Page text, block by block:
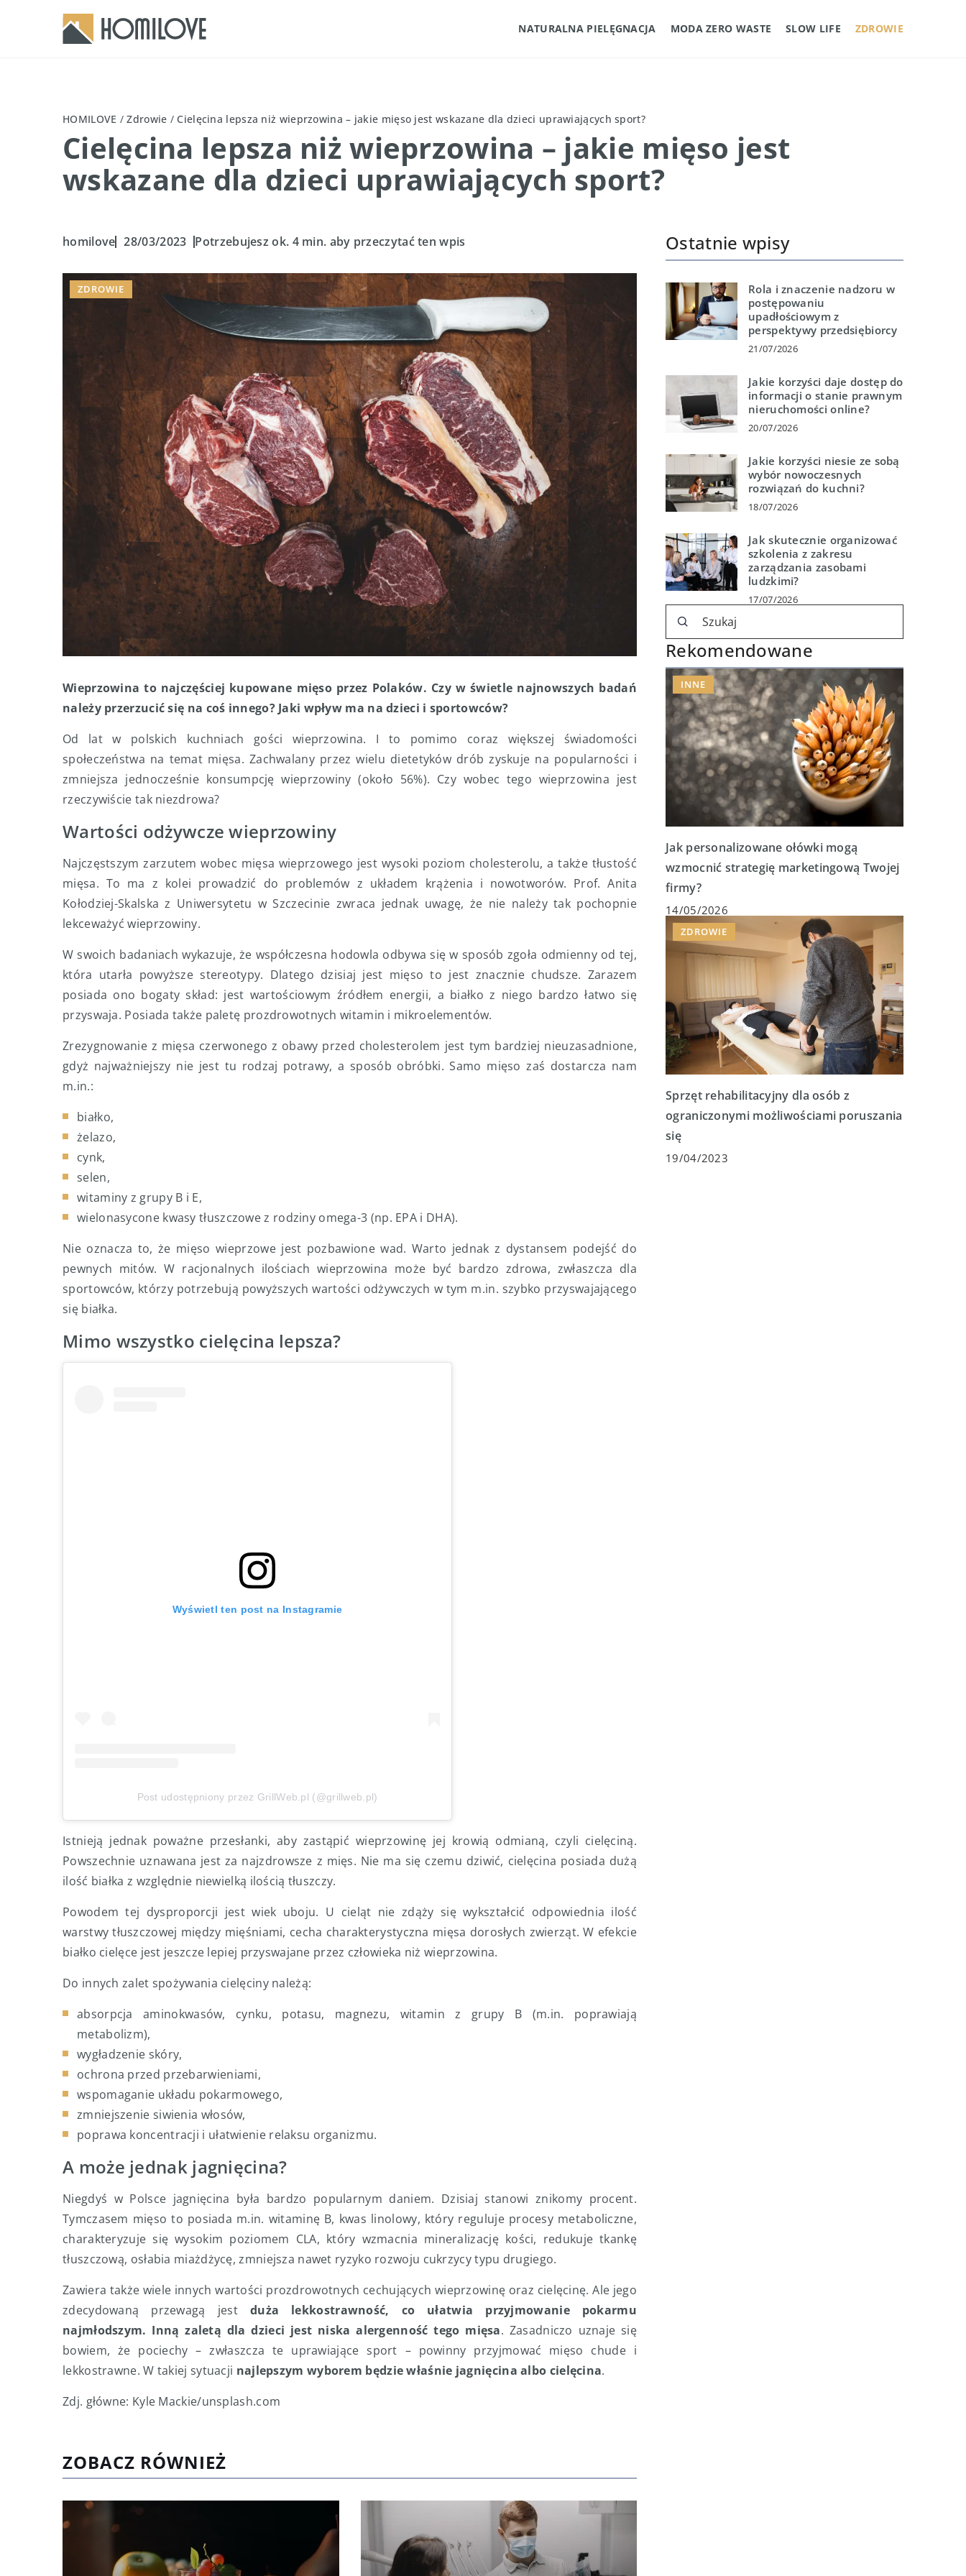
NATURALNA PIELĘGNACJA MODA ZERO WASTE SLOW LIFE ZDROWIE
HOMILOVE /Zdrowie / Cielęcina lepsza niż wieprzowina – jakie mięso jest wskazane dla dzieci uprawiających sport?
Cielęcina lepsza niż wieprzowina – jakie mięso jest
wskazane dla dzieci uprawiających sport?
homilove 28/03/2023 Potrzebujesz ok. 4 min. aby przeczytać ten wpis
ZDROWIE
Wieprzowina to najczęściej kupowane mięso przez Polaków. Czy w świetle najnowszych badań
należy przerzucić się na coś innego? Jaki wpływ ma na dzieci i sportowców?
Od lat w polskich kuchniach gości wieprzowina. I to pomimo coraz większej świadomości
społeczeństwa na temat mięsa. Zachwalany przez wielu dietetyków drób zyskuje na popularności i
zmniejsza jednocześnie konsumpcję wieprzowiny (około 56%). Czy wobec tego wieprzowina jest
rzeczywiście tak niezdrowa?
Wartości odżywcze wieprzowiny
Najczęstszym zarzutem wobec mięsa wieprzowego jest wysoki poziom cholesterolu, a także tłustość
mięsa. To ma z kolei prowadzić do problemów z układem krążenia i nowotworów. Prof. Anita
Kołodziej-Skalska z Uniwersytetu w Szczecinie zwraca jednak uwagę, że nie należy tak pochopnie
lekceważyć wieprzowiny.
W swoich badaniach wykazuje, że współczesna hodowla odbywa się w sposób zgoła odmienny od tej,
która utarła powyższe stereotypy. Dlatego dzisiaj jest mięso to jest znacznie chudsze. Zarazem
posiada ono bogaty skład: jest wartościowym źródłem energii, a białko z niego bardzo łatwo się
przyswaja. Posiada także paletę prozdrowotnych witamin i mikroelementów.
Zrezygnowanie z mięsa czerwonego z obawy przed cholesterolem jest tym bardziej nieuzasadnione,
gdyż najważniejszy nie jest tu rodzaj potrawy, a sposób obróbki. Samo mięso zaś dostarcza nam
m.in.:
białko,
żelazo,
cynk,
selen,
witaminy z grupy B i E,
wielonasycone kwasy tłuszczowe z rodziny omega-3 (np. EPA i DHA).
Nie oznacza to, że mięso wieprzowe jest pozbawione wad. Warto jednak z dystansem podejść do
pewnych mitów. W racjonalnych ilościach wieprzowina może być bardzo zdrowa, zwłaszcza dla
sportowców, którzy potrzebują powyższych wartości odżywczych w tym m.in. szybko przyswajającego
się białka.
Mimo wszystko cielęcina lepsza?
Wyświetl ten post na Instagramie
Post udostępniony przez GrillWeb.pl (@grillweb.pl)
Istnieją jednak poważne przesłanki, aby zastąpić wieprzowinę jej krowią odmianą, czyli cielęciną.
Powszechnie uznawana jest za najzdrowsze z mięs. Nie ma się czemu dziwić, cielęcina posiada dużą
ilość białka z względnie niewielką ilością tłuszczy.
Powodem tej dysproporcji jest wiek uboju. U cieląt nie zdąży się wykształcić odpowiednia ilość
warstwy tłuszczowej między mięśniami, cecha charakterystyczna mięsa dorosłych zwierząt. W efekcie
białko cielęce jest jeszcze lepiej przyswajane przez człowieka niż wieprzowina.
Do innych zalet spożywania cielęciny należą:
absorpcja aminokwasów, cynku, potasu, magnezu, witamin z grupy B (m.in. poprawiają
metabolizm),
wygładzenie skóry,
ochrona przed przebarwieniami,
wspomaganie układu pokarmowego,
zmniejszenie siwienia włosów,
poprawa koncentracji i ułatwienie relaksu organizmu.
A może jednak jagnięcina?
Niegdyś w Polsce jagnięcina była bardzo popularnym daniem. Dzisiaj stanowi znikomy procent.
Tymczasem mięso to posiada m.in. witaminę B, kwas linolowy, który reguluje procesy metaboliczne,
charakteryzuje się wysokim poziomem CLA, który wzmacnia mineralizację kości, redukuje tkankę
tłuszczową, osłabia miażdżycę, zmniejsza nawet ryzyko rozwoju cukrzycy typu drugiego.
Zawiera także wiele innych wartości prozdrowotnych cechujących wieprzowinę oraz cielęcinę. Ale jego
zdecydowaną przewagą jest duża lekkostrawność, co ułatwia przyjmowanie pokarmu
najmłodszym. Inną zaletą dla dzieci jest niska alergenność tego mięsa. Zasadniczo uznaje się
bowiem, że pociechy – zwłaszcza te uprawiające sport – powinny przyjmować mięso chude i
lekkostrawne. W takiej sytuacji najlepszym wyborem będzie właśnie jagnięcina albo cielęcina.
Zdj. główne: Kyle Mackie/unsplash.com
ZOBACZ RÓWNIEŻ
Ostatnie wpisy
Rola i znaczenie nadzoru w
postępowaniu
upadłościowym z
perspektywy przedsiębiorcy
21/07/2026
Jakie korzyści daje dostęp do
informacji o stanie prawnym
nieruchomości online?
20/07/2026
Jakie korzyści niesie ze sobą
wybór nowoczesnych
rozwiązań do kuchni?
18/07/2026
Jak skutecznie organizować
szkolenia z zakresu
zarządzania zasobami
ludzkimi?
17/07/2026
Rekomendowane
INNE
Jak personalizowane ołówki mogą
wzmocnić strategię marketingową Twojej
firmy?
14/05/2026
ZDROWIE
Sprzęt rehabilitacyjny dla osób z
ograniczonymi możliwościami poruszania
się
19/04/2023